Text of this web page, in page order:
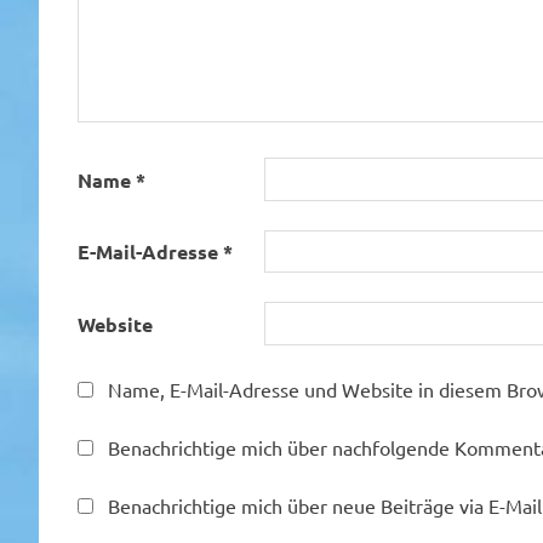
Name*
E-Mail-Adresse*
Website
Name, E-Mail-Adresse und Website in diesem
Benachrichtige mich über nachfolgende
Benachrichtige mich über neue Beiträge via E-